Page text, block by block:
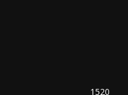
1520